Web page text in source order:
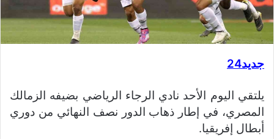
جديد24
يلتقي اليوم الأحد نادي الرجاء الرياضي بضيفه الزمالك
المصري، في إطار ذهاب الدور نصف النهائي من دوري
أبطال إفريقيا.